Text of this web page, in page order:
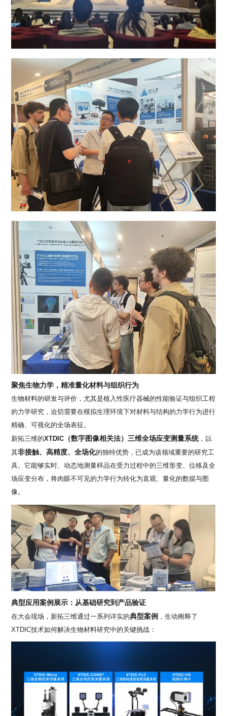
聚焦生物力学，精准量化材料与组织行为
生物材料的研发与评价，尤其是植入性医疗器械的性能验证与组织工程
的力学研究，迫切需要在模拟生理环境下对材料与结构的力学行为进行
精确、可视化的全场表征。
新拓三维的XTDIC （数字图像相关法）三维全场应变测量系统，以
其非接触、高精度、全场化的独特优势，已成为该领域重要的研究工
具。它能够实时、动态地测量样品在受力过程中的三维形变、位移及全
场应变分布，将肉眼不可见的力学行为转化为直观、量化的数据与图
像。
典型应用案例展示：从基础研究到产品验证
在大会现场，新拓三维通过一系列详实的典型案例 ，生动阐释了
XTDIC技术如何解决生物材料研究中的关键挑战：